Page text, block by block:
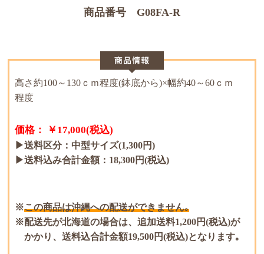
商品番号 G08FA-R
高さ約100～130ｃｍ程度(鉢底から)×幅約40～60ｃｍ
程度
価格： ￥17,000(税込)
▶送料区分：中型サイズ(1,300円)
▶送料込み合計金額：18,300円(税込)
この商品は沖縄への配送ができません｡
配送先が北海道の場合は、追加送料1,200円(税込)が
かかり、送料込合計金額19,500円(税込)となります｡